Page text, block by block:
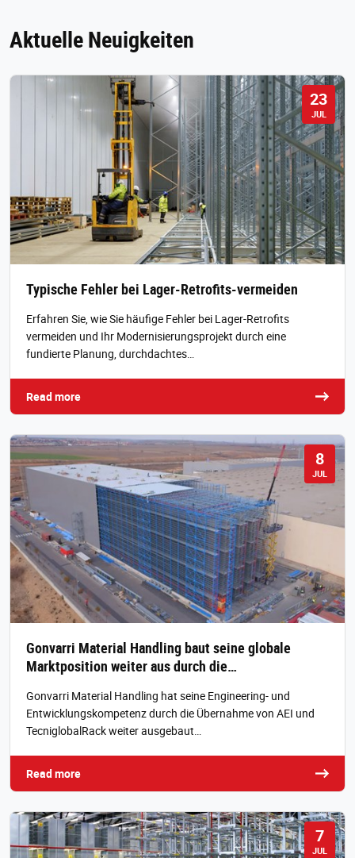
Aktuelle Neuigkeiten
23
JUL
Typische Fehler bei Lager-Retrofits-vermeiden
Erfahren Sie, wie Sie häufige Fehler bei Lager-Retrofits
vermeiden und Ihr Modernisierungsprojekt durch eine
fundierte Planung, durchdachtes…
Read more
8
JUL
Gonvarri Material Handling baut seine globale
Marktposition weiter aus durch die…
Gonvarri Material Handling hat seine Engineering- und
Entwicklungskompetenz durch die Übernahme von AEI und
TecniglobalRack weiter ausgebaut…
Read more
7
JUL